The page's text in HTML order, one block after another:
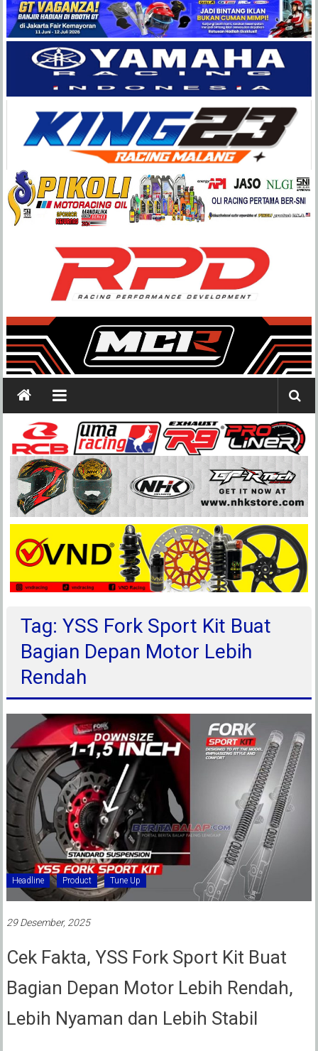
Balap
Paling
Lengkap
Tag: YSS Fork Sport Kit Buat
Bagian Depan Motor Lebih
Rendah
Headline Product Tune Up
29 Desember, 2025
Cek Fakta, YSS Fork Sport Kit Buat
Bagian Depan Motor Lebih Rendah,
Lebih Nyaman dan Lebih Stabil